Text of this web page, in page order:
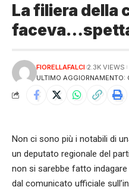
La filiera della
ULTIMO
FIORELLAFALCI 2.3K VIEWS
Non ci sono più i notabili di
un deputato regionale del
non si sarebbe fatto
dal comunicato ufficiale